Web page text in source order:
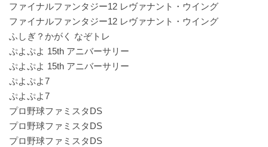
ファイナルファンタジー12 レヴァナント・ウイング
ファイナルファンタジー12 レヴァナント・ウイング
ふしぎ？かがく なぞトレ
ぷよぷよ 15th アニバーサリー
ぷよぷよ 15th アニバーサリー
ぷよぷよ7
ぷよぷよ7
プロ野球ファミスタDS
プロ野球ファミスタDS
プロ野球ファミスタDS